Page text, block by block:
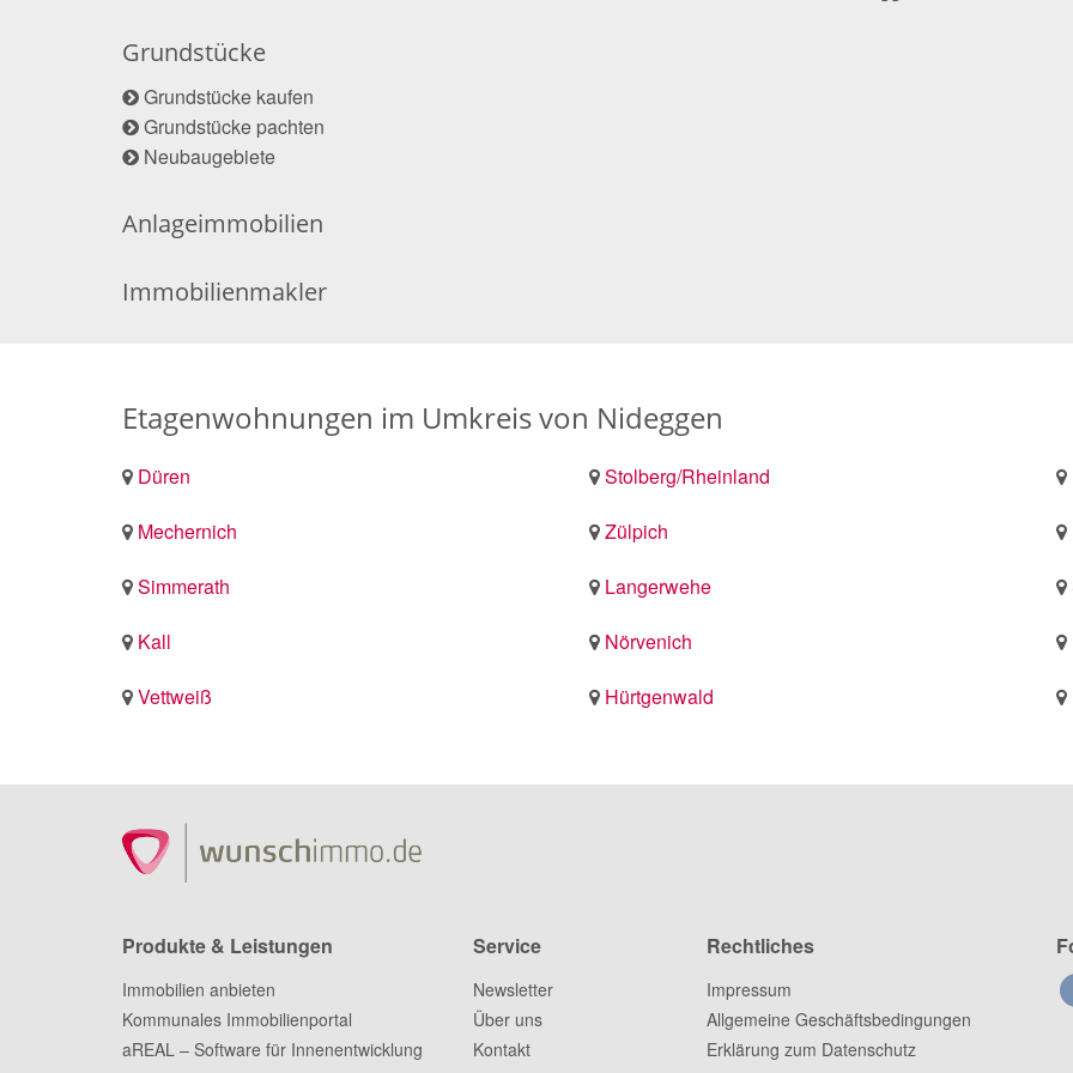
Grundstücke
Grundstücke kaufen
Grundstücke pachten
Neubaugebiete
Anlageimmobilien
Immobilienmakler
Etagenwohnungen im Umkreis von Nideggen
Düren Stolberg/Rheinland
Mechernich
Zülpich
Simmerath
Langerwehe
Kall
Nörvenich
Vettweiß
Hürtgenwald
Produkte & Leistungen
Immobilien anbieten
Kommunales Immobilienportal
aREAL – Software für Innenentwicklung
Service
Newsletter
Über uns
Kontakt
Rechtliches
Impressum
Allgemeine Geschäftsbedingungen
Erklärung zum Datenschutz